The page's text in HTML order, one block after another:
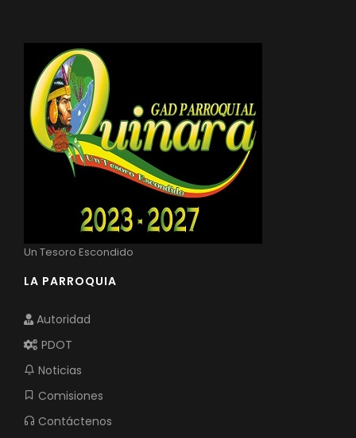
Un Tesoro Escondido
LA PARROQUIA
Autoridad
PDOT
Noticias
Comisiones
Contáctenos